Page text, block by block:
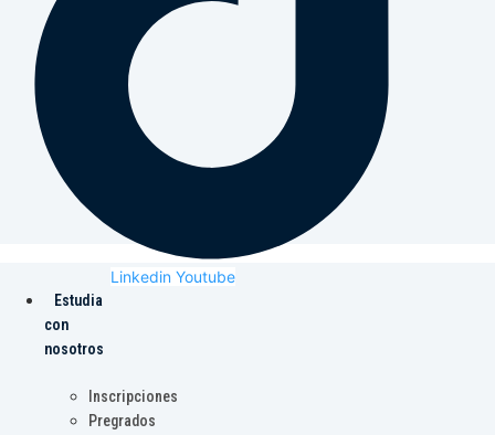
Linkedin Youtube
Estudia
con
nosotros
Inscripciones
Pregrados